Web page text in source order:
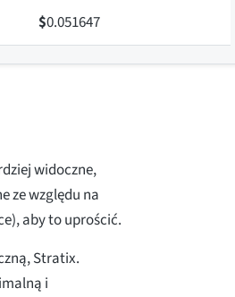
$0.051647
widoczne,
ze względu na
aby to uprościć.
Stratix.
i